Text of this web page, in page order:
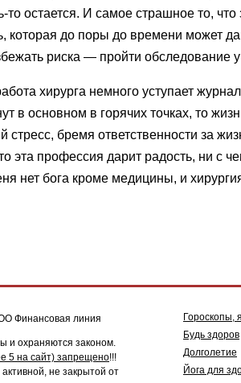
то остается. И самое страш­ное то,
ко­торая до поры до времени может
рис­ка — пройти обследование
хи­рурга немного уступает
в основном в горячих точках, то
стресс, бремя ответст­венности за
эта профессия дарит радость, ни
нет бога кроме медици­ны, и
Финансовая линия
и охраняются законом.
5 на сайт) запрещено!!!
активной, не закрытой от
Гороскопы,
Будь здоров
Долголетие
Йога для